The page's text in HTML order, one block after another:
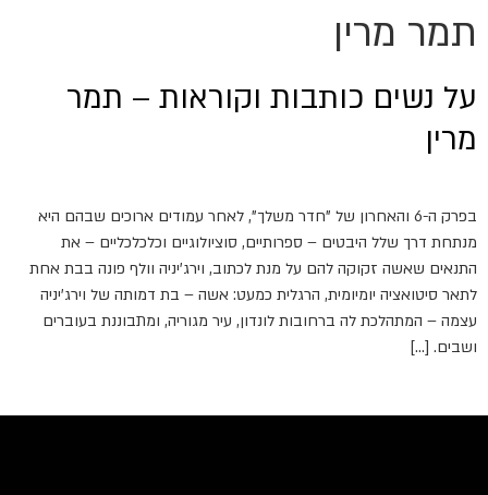
תמר מרין
על נשים כותבות וקוראות – תמר
מרין
בפרק ה-6 והאחרון של "חדר משלך", לאחר עמודים ארוכים שבהם היא
מנתחת דרך שלל היבטים – ספרותיים, סוציולוגיים וכלכלכליים – את
התנאים שאשה זקוקה להם על מנת לכתוב, וירג'יניה וולף פונה בבת אחת
לתאר סיטואציה יומיומית, הרגלית כמעט: אשה – בת דמותה של וירג'יניה
עצמה – המתהלכת לה ברחובות לונדון, עיר מגוריה, ומתבוננת בעוברים
ושבים. […]